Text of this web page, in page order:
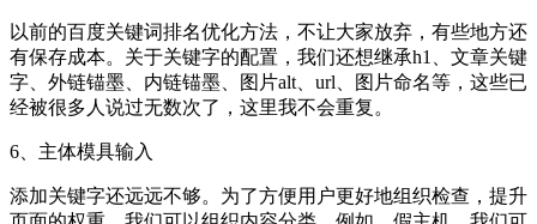
以前的百度关键词排名优化方法，不让大家放弃，有些地方还
有保存成本。关于关键字的配置，我们还想继承h1、文章关键
字、外链锚墨、内链锚墨、图片alt、url、图片命名等，这些已
经被很多人说过无数次了，这里我不会重复。
6、主体模具输入
添加关键字还远远不够。为了方便用户更好地组织检查，提升